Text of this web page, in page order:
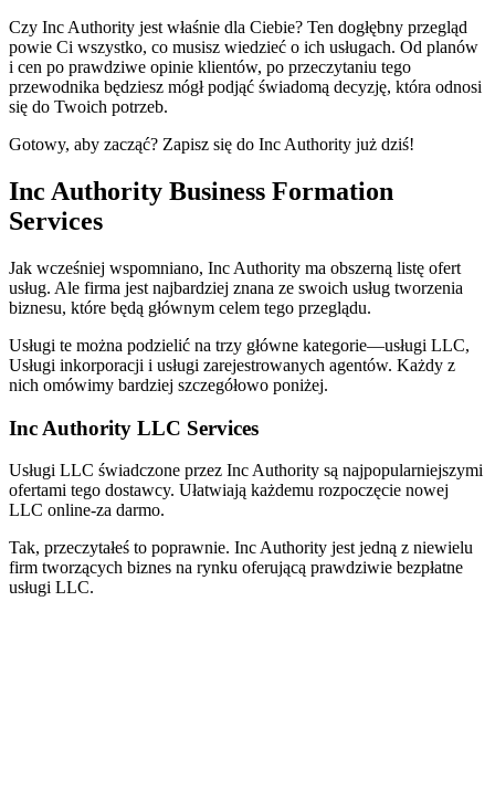
Czy Inc Authority jest właśnie dla Ciebie? Ten dogłębny przegląd
powie Ci wszystko, co musisz wiedzieć o ich usługach. Od planów
i cen po prawdziwe opinie klientów, po przeczytaniu tego
przewodnika będziesz mógł podjąć świadomą decyzję, która odnosi
się do Twoich potrzeb.
Gotowy, aby zacząć? Zapisz się do Inc Authority już dziś!
Inc Authority Business Formation
Services
Jak wcześniej wspomniano, Inc Authority ma obszerną listę ofert
usług. Ale firma jest najbardziej znana ze swoich usług tworzenia
biznesu, które będą głównym celem tego przeglądu.
Usługi te można podzielić na trzy główne kategorie—usługi LLC,
Usługi inkorporacji i usługi zarejestrowanych agentów. Każdy z
nich omówimy bardziej szczegółowo poniżej.
Inc Authority LLC Services
Usługi LLC świadczone przez Inc Authority są najpopularniejszymi
ofertami tego dostawcy. Ułatwiają każdemu rozpoczęcie nowej
LLC online-za darmo.
Tak, przeczytałeś to poprawnie. Inc Authority jest jedną z niewielu
firm tworzących biznes na rynku oferującą prawdziwie bezpłatne
usługi LLC.